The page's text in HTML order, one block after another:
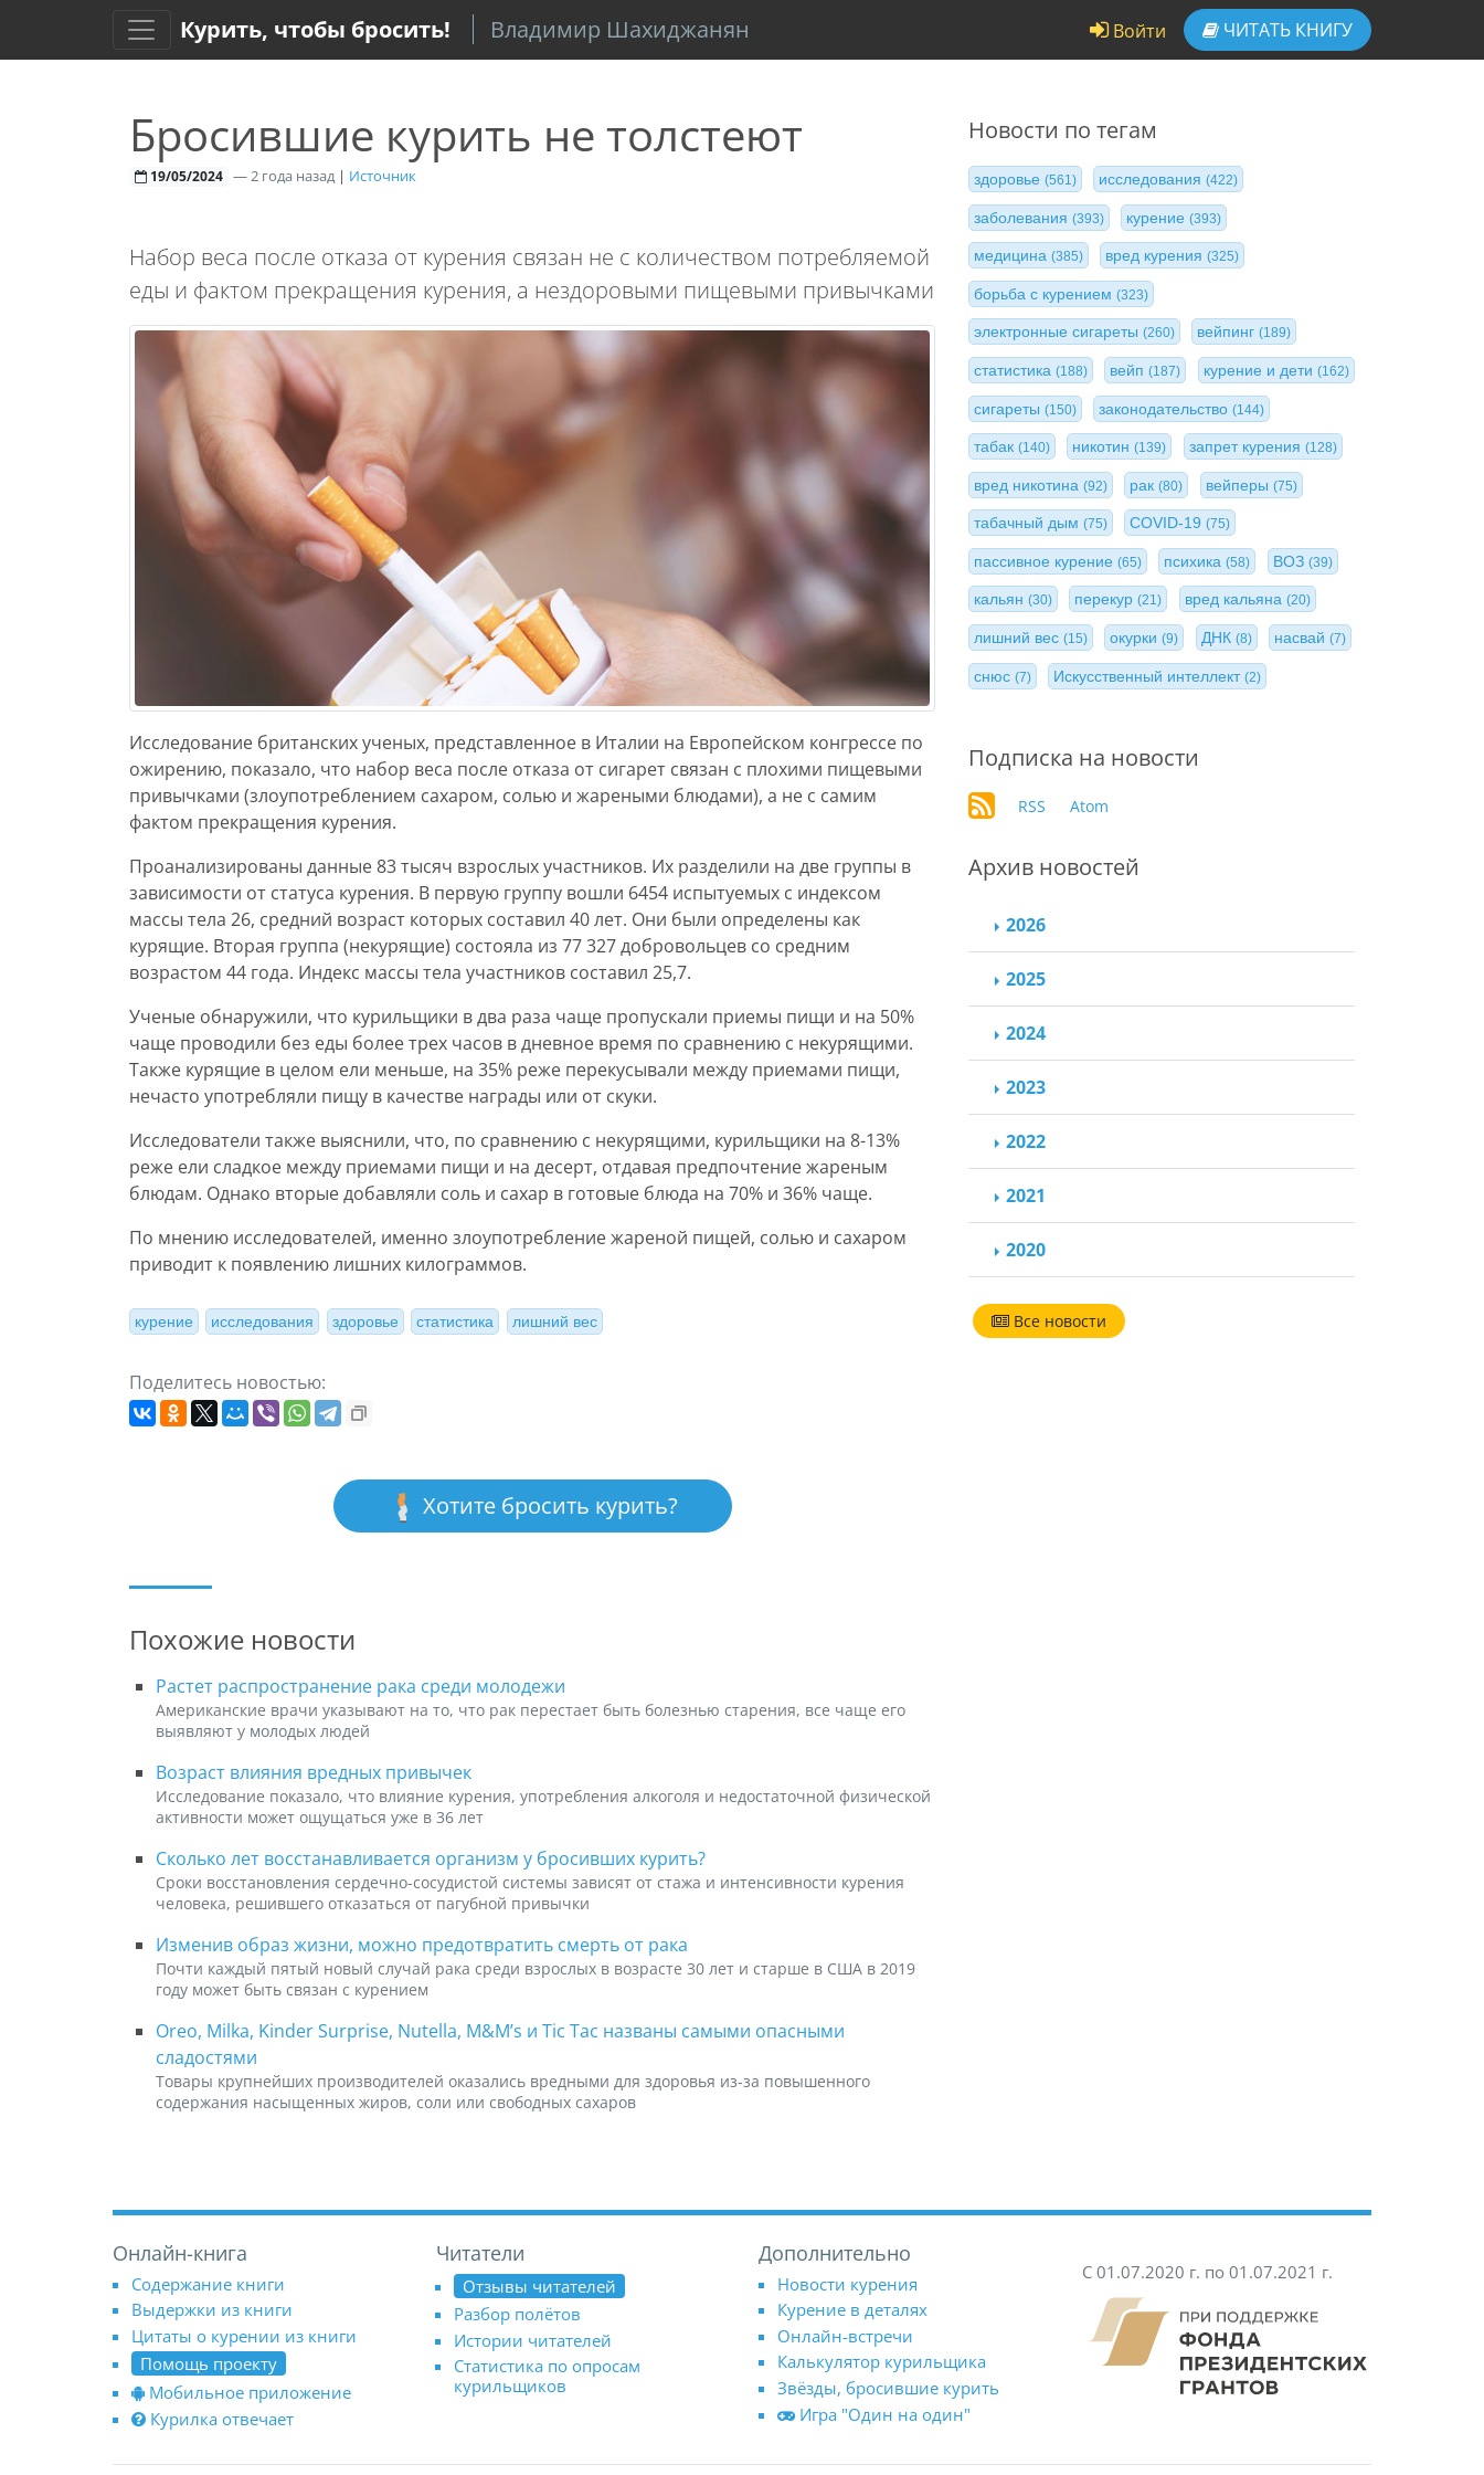
Курить, чтобы бросить! Владимир Шахиджанян Войти ЧИТАТЬ КНИГУ
Бросившие курить не толстеют
19/05/2024 —2 года назад | Источник
Набор веса после отказа от курения связан не с количеством потребляемой
еды и фактом прекращения курения, а нездоровыми пищевыми привычками
Исследование британских ученых, представленное в Италии на Европейском конгрессе по
ожирению, показало, что набор веса после отказа от сигарет связан с плохими пищевыми
привычками (злоупотреблением сахаром, солью и жареными блюдами), а не с самим
фактом прекращения курения.
Проанализированы данные 83 тысяч взрослых участников. Их разделили на две группы в
зависимости от статуса курения. В первую группу вошли 6454 испытуемых с индексом
массы тела 26, средний возраст которых составил 40 лет. Они были определены как
курящие. Вторая группа (некурящие) состояла из 77 327 добровольцев со средним
возрастом 44 года. Индекс массы тела участников составил 25,7.
Ученые обнаружили, что курильщики в два раза чаще пропускали приемы пищи и на 50%
чаще проводили без еды более трех часов в дневное время по сравнению с некурящими.
Также курящие в целом ели меньше, на 35% реже перекусывали между приемами пищи,
нечасто употребляли пищу в качестве награды или от скуки.
Исследователи также выяснили, что, по сравнению с некурящими, курильщики на 8-13%
реже ели сладкое между приемами пищи и на десерт, отдавая предпочтение жареным
блюдам. Однако вторые добавляли соль и сахар в готовые блюда на 70% и 36% чаще.
По мнению исследователей, именно злоупотребление жареной пищей, солью и сахаром
приводит к появлению лишних килограммов.
курение исследования здоровье статистика лишний вес
Поделитесь новостью:
Хотите бросить курить?
Похожие новости
Растет распространение рака среди молодежи
Американские врачи указывают на то, что рак перестает быть болезнью старения, все чаще его
выявляют у молодых людей
Возраст влияния вредных привычек
Исследование показало, что влияние курения, употребления алкоголя и недостаточной физической
активности может ощущаться уже в 36 лет
Сколько лет восстанавливается организм у бросивших курить?
Сроки восстановления сердечно-сосудистой системы зависят от стажа и интенсивности курения
человека, решившего отказаться от пагубной привычки
Изменив образ жизни, можно предотвратить смерть от рака
Почти каждый пятый новый случай рака среди взрослых в возрасте 30 лет и старше в США в 2019
году может быть связан с курением
Oreo, Milka, Kinder Surprise, Nutella, M&M’s и Tic Tac названы самыми опасными
сладостями
Товары крупнейших производителей оказались вредными для здоровья из-за повышенного
содержания насыщенных жиров, соли или свободных сахаров
Новости по тегам
здоровье (561) исследования(422)
заболевания (393) курение(393)
медицина (385) вред курения(325)
борьба с курением (323)
электронные сигареты (260) вейпинг(189)
статистика (188) вейп(187) курение и дети (162)
сигареты (150) законодательство(144)
табак (140) никотин(139) запрет курения (128)
вред никотина (92) рак(80) вейперы (75)
табачный дым (75) COVID-19(75)
пассивное курение (65) психика(58) ВОЗ (39)
кальян (30) перекур(21) вред кальяна (20)
лишний вес (15) окурки(9) ДНК (8) насвай(7)
снюс (7) Искусственный интеллект(2)
Подписка на новости
RSS Atom
Архив новостей
2026
2025
2024
2023
2022
2021
2020
Все новости
Онлайн-книга
Содержание книги
Выдержки из книги
Цитаты о курении из книги
Помощь проекту
Мобильное приложение
Курилка отвечает
Читатели
Отзывы читателей
Разбор полётов
Истории читателей
Статистика по опросам
курильщиков
Дополнительно
Новости курения
Курение в деталях
Онлайн-встречи
Калькулятор курильщика
Звёзды, бросившие курить
Игра "Один на один"
С 01.07.2020 г. по 01.07.2021 г.